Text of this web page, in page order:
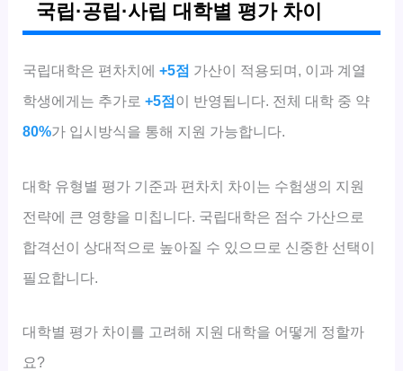
국립·공립·사립 대학별 평가 차이
국립대학은 편차치에+5점 가산이 적용되며, 이과 계열
학생에게는 추가로+5점이 반영됩니다. 전체 대학 중 약
80%가 입시방식을 통해 지원 가능합니다.
대학 유형별 평가 기준과 편차치 차이는 수험생의 지원
전략에 큰 영향을 미칩니다. 국립대학은 점수 가산으로
합격선이 상대적으로 높아질 수 있으므로 신중한 선택이
필요합니다.
대학별 평가 차이를 고려해 지원 대학을 어떻게 정할까
요?